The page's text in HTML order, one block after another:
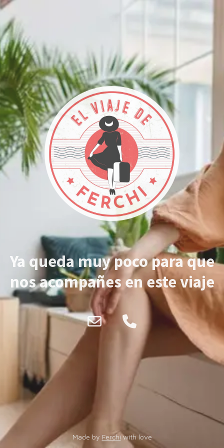
Ya queda muy poco para que
nos acompañes en este viaje
Made by Ferchiwith love